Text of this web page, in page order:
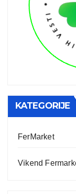
KATEGORIJE
FerMarket
Vikend